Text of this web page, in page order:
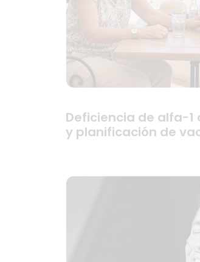
Deficiencia de alfa-
y planificación de